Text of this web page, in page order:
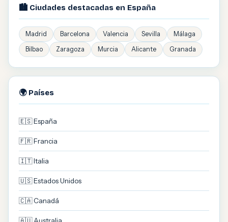
🏙️ Ciudades destacadas en España
Madrid Barcelona Valencia Sevilla
Málaga
Bilbao
Zaragoza Murcia Alicante Granada
🌍 Países
🇪🇸 España
🇫🇷 Francia
🇮🇹 Italia
🇺🇸 Estados Unidos
🇨🇦 Canadá